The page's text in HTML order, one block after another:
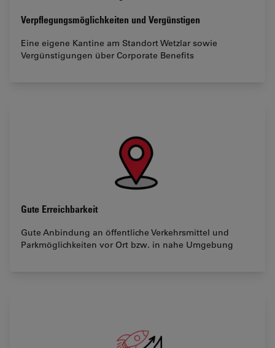
Verpflegungsmöglichkeiten und Vergünstigen
Eine eigene Kantine am Standort Wetzlar sowie
Vergünstigungen über Corporate Benefits
Gute Erreichbarkeit
Gute Anbindung an öffentliche Verkehrsmittel und
Parkmöglichkeiten vor Ort bzw. in nahe Umgebung